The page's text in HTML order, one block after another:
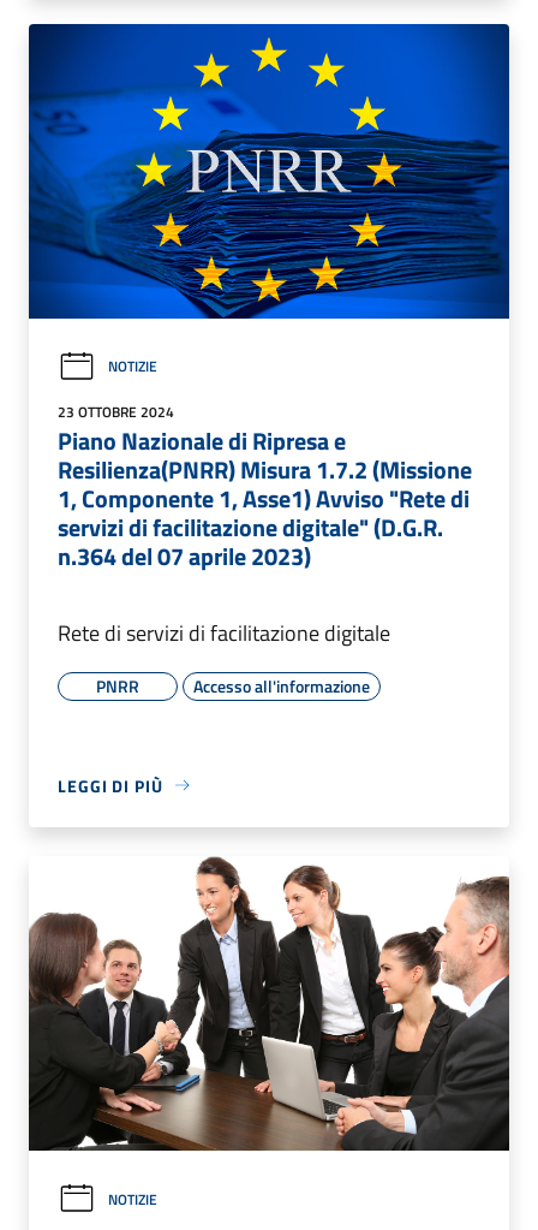
NOTIZIE
23 OTTOBRE 2024
Piano Nazionale di Ripresa e
Resilienza(PNRR) Misura 1.7.2 (Missione
1, Componente 1, Asse1) Avviso "Rete di
servizi di facilitazione digitale" (D.G.R.
n.364 del 07 aprile 2023)
Rete di servizi di facilitazione digitale
PNRR Accesso all'informazione
LEGGI DI PIÙ
NOTIZIE